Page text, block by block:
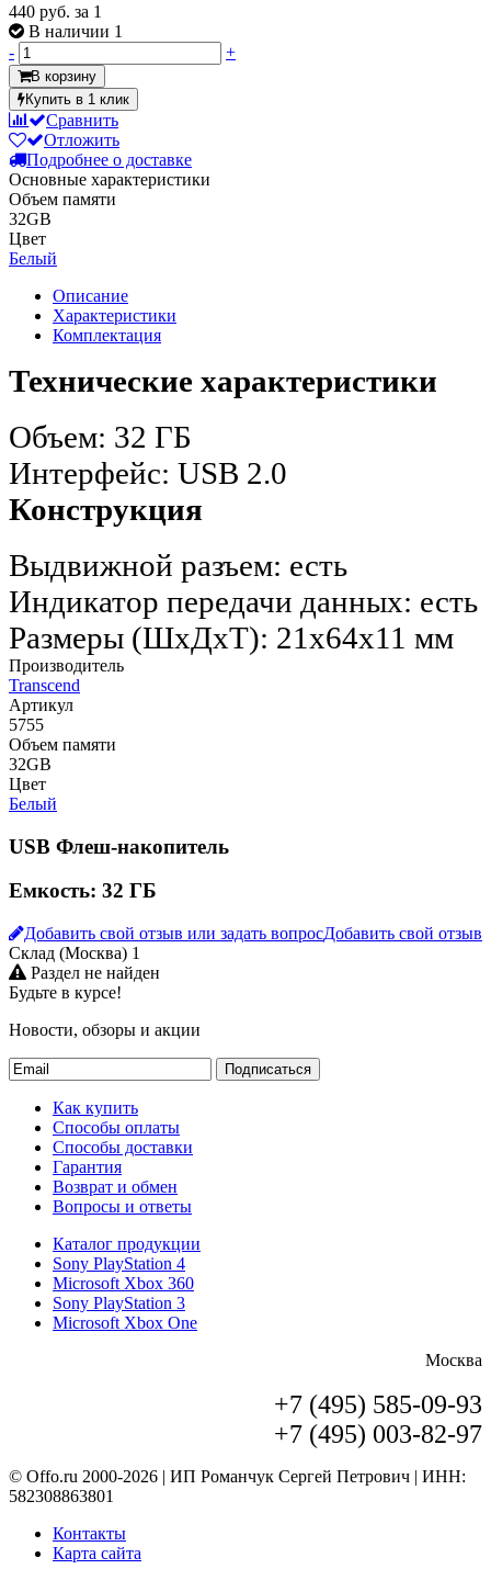
440 руб. за 1
В наличии 1
-
+
В корзину
Купить в 1 клик
Сравнить
Отложить
Подробнее о доставке
Основные характеристики
Объем памяти
32GB
Цвет
Белый
Описание
Характеристики
Комплектация
Технические характеристики
Объем: 32 ГБ
Интерфейс: USB 2.0
Конструкция
Выдвижной разъем: есть
Индикатор передачи данных: есть
Размеры (ШхДхТ): 21x64x11 мм
Производитель
Transcend
Артикул
5755
Объем памяти
32GB
Цвет
Белый
USB Флеш-накопитель
Емкость: 32 ГБ
Добавить свой отзыв или задать вопросДобавить свой отзыв
Склад (Москва) 1
Раздел не найден
Будьте в курсе!
Новости, обзоры и акции
Подписаться
Как купить
Способы оплаты
Способы доставки
Гарантия
Возврат и обмен
Вопросы и ответы
Каталог продукции
Sony PlayStation 4
Microsoft Xbox 360
Sony PlayStation 3
Microsoft Xbox One
Москва
+7 (495) 585-09-93
+7 (495) 003-82-97
© Offo.ru 2000-2026 | ИП Романчук Сергей Петрович | ИНН:
582308863801
Контакты
Карта сайта